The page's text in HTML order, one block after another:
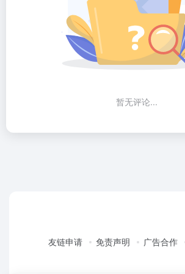
暂无评论...
友链申请 免责声明 广告合作